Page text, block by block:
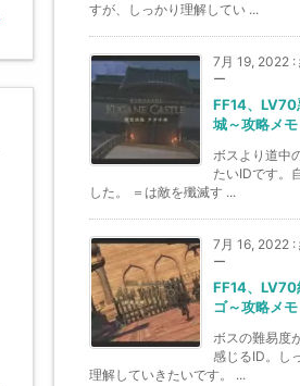
すが、しっかり理解してい ...
7月 19, 2022 :
ー
FF14、LV70
城～攻略メモ
ボスより道中
たいIDです。
した。 ＝は敵を殲滅す ...
7月 16, 2022 :
ー
FF14、LV70
ゴ～攻略メモ
ボスの難易度
感じるID。し
理解していきたいです。 ...